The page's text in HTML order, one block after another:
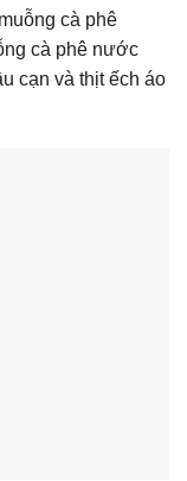
cà phê
cà phê nước
cạn và thịt ếch áo